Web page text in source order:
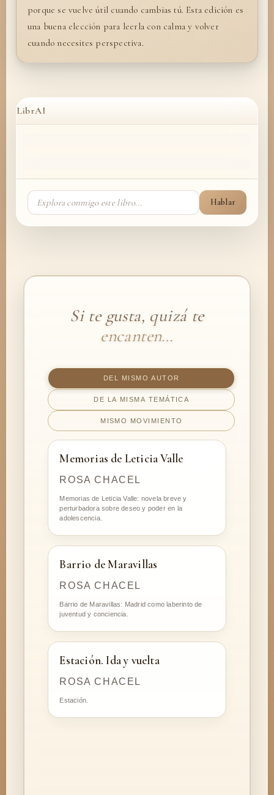
porque se vuelve útil cuando cambias tú. Esta edición es
una buena elección para leerla con calma y volver
cuando necesites perspectiva.
LibrAI
Hablar
Si te gusta, quizá te
encanten…
DEL MISMO AUTOR
DE LA MISMA TEMÁTICA
MISMO MOVIMIENTO
Memorias de Leticia Valle
ROSA CHACEL
Memorias de Leticia Valle: novela breve y
perturbadora sobre deseo y poder en la
adolescencia.
Barrio de Maravillas
ROSA CHACEL
Barrio de Maravillas: Madrid como laberinto de
juventud y conciencia.
Estación. Ida y vuelta
ROSA CHACEL
Estación.